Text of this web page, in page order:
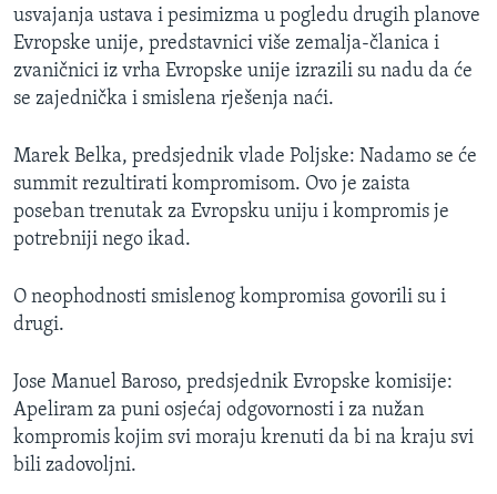
usvajanja ustava i pesimizma u pogledu drugih planove
Evropske unije, predstavnici više zemalja-članica i
zvaničnici iz vrha Evropske unije izrazili su nadu da će
se zajednička i smislena rješenja naći.
Marek Belka, predsjednik vlade Poljske: Nadamo se će
summit rezultirati kompromisom. Ovo je zaista
poseban trenutak za Evropsku uniju i kompromis je
potrebniji nego ikad.
O neophodnosti smislenog kompromisa govorili su i
drugi.
Jose Manuel Baroso, predsjednik Evropske komisije:
Apeliram za puni osjećaj odgovornosti i za nužan
kompromis kojim svi moraju krenuti da bi na kraju svi
bili zadovoljni.